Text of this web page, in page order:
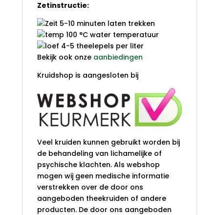
Zetinstructie:
5-10 minuten laten trekken
100 °C water temperatuur
4-5 theelepels per liter
Bekijk ook onze aanbiedingen
Kruidshop is aangesloten bij
Veel kruiden kunnen gebruikt worden bij
de behandeling van lichamelijke of
psychische klachten. Als webshop
mogen wij geen medische informatie
verstrekken over de door ons
aangeboden theekruiden of andere
producten. De door ons aangeboden